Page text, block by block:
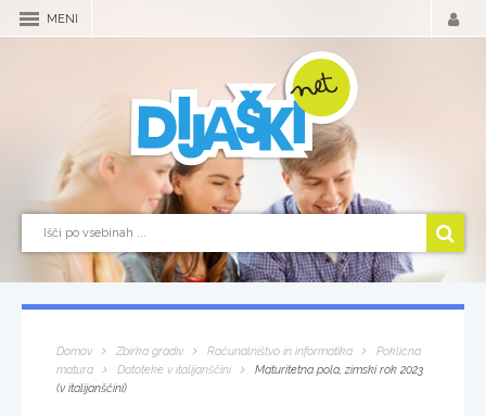
MENI
Domov Zbirka gradiv Računalništvo in informatika
Poklicna
matura
Datoteke v italijanščini
Maturitetna pola, zimski rok 2023
(v italijanščini)